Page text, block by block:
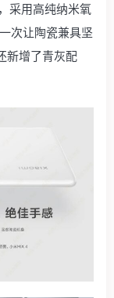
采用高纯纳米氧
次让陶瓷兼具坚
新增了青灰配